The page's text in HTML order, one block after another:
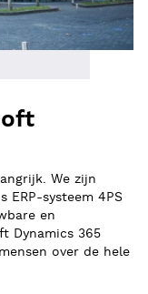
We zijn
ERP-systeem 4PS
en
Dynamics 365
over de hele